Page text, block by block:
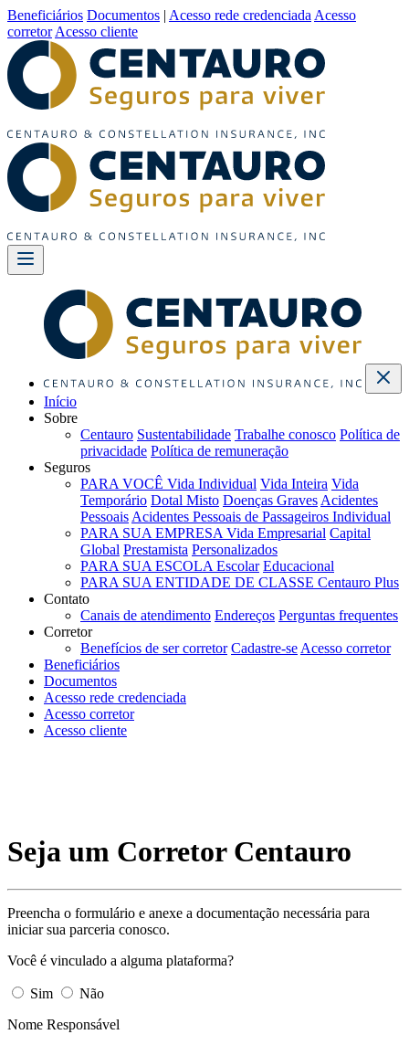
Beneficiários Documentos | Acesso rede credenciada Acesso
corretor Acesso cliente
Início
Sobre
Centauro Sustentabilidade Trabalhe conosco Política de
privacidade Política de remuneração
Seguros
PARA VOCÊ Vida Individual Vida Inteira Vida
Temporário Dotal Misto Doenças Graves Acidentes
Pessoais Acidentes Pessoais de Passageiros Individual
PARA SUA EMPRESA Vida Empresarial Capital
Global Prestamista Personalizados
PARA SUA ESCOLA Escolar Educacional
PARA SUA ENTIDADE DE CLASSE Centauro Plus
Contato
Canais de atendimento Endereços Perguntas frequentes
Corretor
Benefícios de ser corretor Cadastre-se Acesso corretor
Beneficiários
Documentos
Acesso rede credenciada
Acesso corretor
Acesso cliente
Seja um Corretor Centauro
Preencha o formulário e anexe a documentação necessária para
iniciar sua parceria conosco.
Você é vinculado a alguma plataforma?
Sim
Não
Nome Responsável